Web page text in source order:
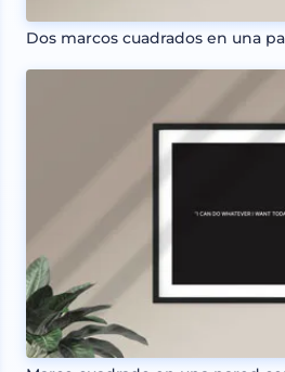
Dos marcos cuadrados en una